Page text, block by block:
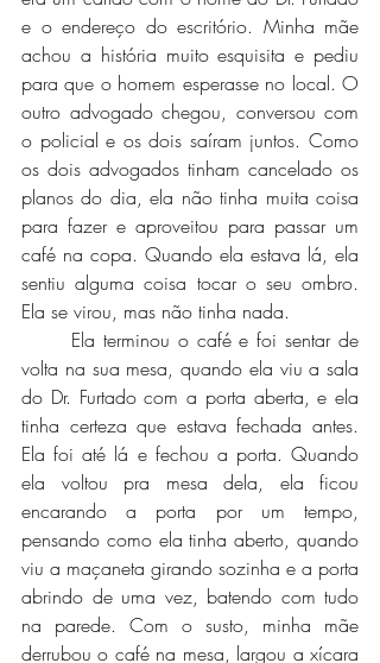
e o endereço do escritório. Minha mãe
achou a história muito esquisita e pediu
para que o homem esperasse no local. O
outro advogado chegou, conversou com
o policial e os dois saíram juntos. Como
os dois advogados tinham cancelado os
planos do dia, ela não tinha muita coisa
para fazer e aproveitou para passar um
café na copa. Quando ela estava lá, ela
sentiu alguma coisa tocar o seu ombro.
Ela se virou, mas não tinha nada.
volta na sua mesa, quando ela viu a sala
do Dr. Furtado com a porta aberta, e ela
tinha certeza que estava fechada antes.
Ela foi até lá e fechou a porta. Quando
ela voltou pra mesa dela, ela ficou
encarando a porta por um tempo,
pensando como ela tinha aberto, quando
viu a maçaneta girando sozinha e a porta
abrindo de uma vez, batendo com tudo
na parede. Com o susto, minha mãe
derrubou o café na mesa, largou a xícara